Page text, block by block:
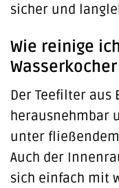
sicher und
Wie reinige
Der Teefilter aus
herausnehmbar
unter
Auch der
sich einfach mit